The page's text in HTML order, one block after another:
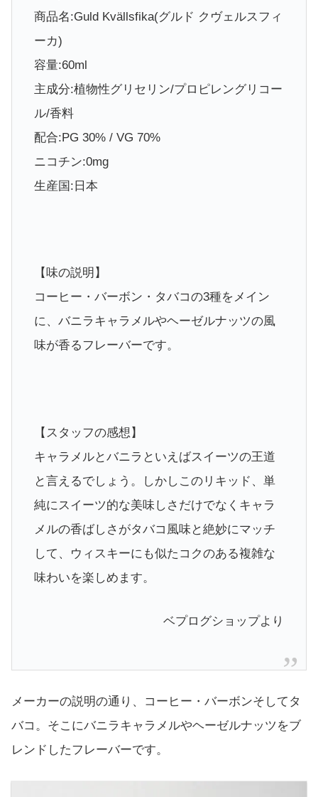
商品名:Guld Kvällsfika(グルド クヴェルスフィ
ーカ)
容量:60ml
主成分:植物性グリセリン/プロピレングリコー
ル/香料
配合:PG 30% / VG 70%
ニコチン:0mg
生産国:日本
【味の説明】
コーヒー・バーボン・タバコの3種をメイン
に、バニラキャラメルやヘーゼルナッツの風
味が香るフレーバーです。
【スタッフの感想】
キャラメルとバニラといえばスイーツの王道
と言えるでしょう。しかしこのリキッド、単
純にスイーツ的な美味しさだけでなくキャラ
メルの香ばしさがタバコ風味と絶妙にマッチ
して、ウィスキーにも似たコクのある複雑な
味わいを楽しめます。
ベプログショップより
メーカーの説明の通り、コーヒー・バーボンそしてタ
バコ。そこにバニラキャラメルやヘーゼルナッツをブ
レンドしたフレーバーです。